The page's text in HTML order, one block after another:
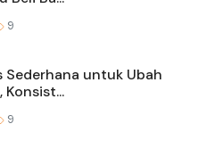
9
Sederhana untuk Ubah
Konsist...
9